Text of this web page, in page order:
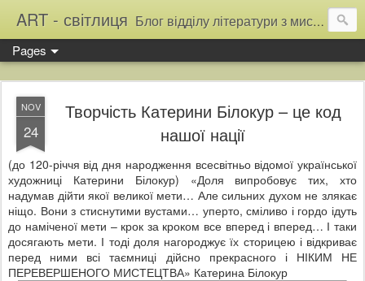
ART - світлиця Блог відділу літератури з мистецтва Тернопільської обласної універсальної наукової бібліотеки
Pages
NOV
24
Творчість Катерини Білокур – це код
нашої нації
(до 120-річчя від дня народження всесвітньо відомої української
художниці Катерини Білокур) «Доля випробовує тих, хто
надумав дійти якої великої мети… Але сильних духом не злякає
ніщо. Вони з стиснутими вустами… уперто, сміливо і гордо ідуть
до наміченої мети – крок за кроком все вперед і вперед… І таки
досягають мети. І тоді доля нагороджує їх сторицею і відкриває
перед ними всі таємниці дійсно прекрасного і НІКИМ НЕ
ПЕРЕВЕРШЕНОГО МИСТЕЦТВА» Катерина Білокур